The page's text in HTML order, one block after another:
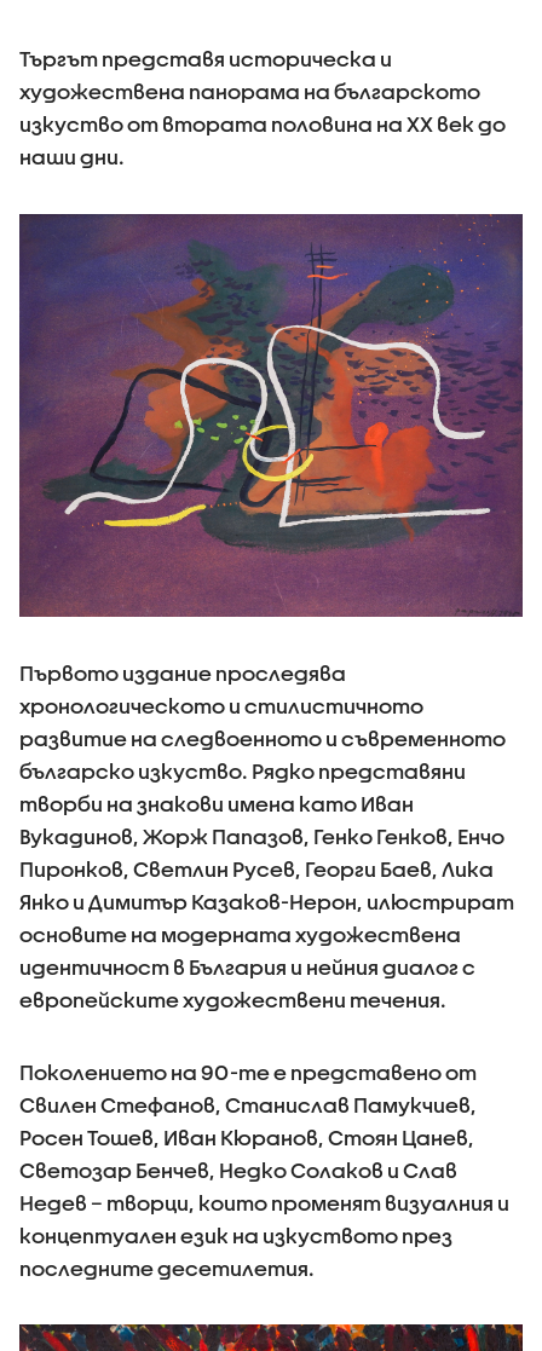
Търгът представя историческа и
художествена панорама на българското
изкуство от втората половина на XX век до
наши дни.
Първото издание проследява
хронологическото и стилистичното
развитие на следвоенното и съвременното
българско изкуство. Рядко представяни
творби на знакови имена като Иван
Вукадинов, Жорж Папазов, Генко Генков, Енчо
Пиронков, Светлин Русев, Георги Баев, Лика
Янко и Димитър Казаков-Нерон, илюстрират
основите на модерната художествена
идентичност в България и нейния диалог с
европейските художествени течения.
Поколението на 90-те е представено от
Свилен Стефанов, Станислав Памукчиев,
Росен Тошев, Иван Кюранов, Стоян Цанев,
Светозар Бенчев, Недко Солаков и Слав
Недев – творци, които променят визуалния и
концептуален език на изкуството през
последните десетилетия.